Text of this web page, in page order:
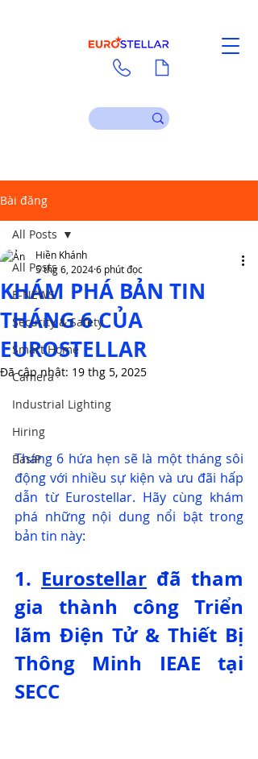
Bài đăng
All Posts
E-NEWS
Security & Safety
Smart Home
Camera
Industrial Lighting
Hiring
BasIP
All Posts
KHÁM PHÁ BẢN TIN
THÁNG 6 CỦA
EUROSTELLAR
Hiền Khánh
5 thg 6, 20246 phút đọc
Đã cập nhật: 19 thg 5, 2025
Tháng 6 hứa hẹn sẽ là một tháng sôi
động với nhiều sự kiện và ưu đãi hấp
dẫn từ Eurostellar. Hãy cùng khám
phá những nội dung nổi bật trong
bản tin này:
1. Eurostellar đã tham
gia thành công Triển
lãm Điện Tử & Thiết Bị
Thông Minh IEAE tại
SECC